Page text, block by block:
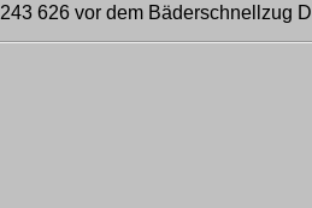
243 626 vor dem Bäderschnellzug